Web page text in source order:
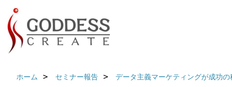
ホーム セミナー報告 データ主義マーケティングが成功